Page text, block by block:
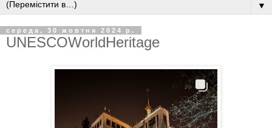
▼
середа, 30 жовтня 2024 р.
UNESCOWorldHeritage